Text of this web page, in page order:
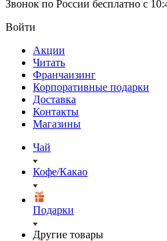
Звонок по России бесплатно c
Войти
Акции
Читать
Франчаизинг
Корпоративные подарки
Доставка
Контакты
Магазины
Чай
Кофе/Какао
Подарки
Другие товары